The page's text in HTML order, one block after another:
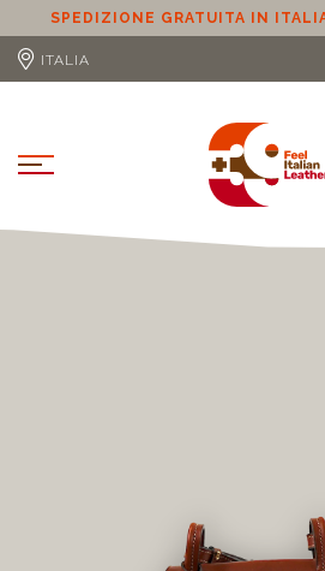
SPEDIZIONE GRATUITA IN
ITALIA